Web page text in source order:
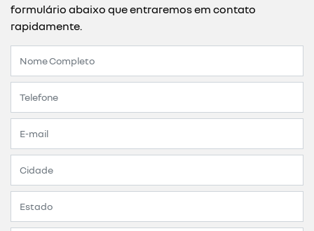
formulário abaixo que entraremos em contato
rapidamente.